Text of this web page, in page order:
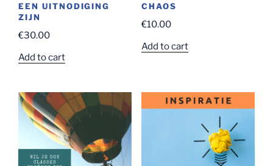
EEN UITNODIGING
ZIJN
€30.00
Add to cart
CHAOS
€10.00
Add to cart